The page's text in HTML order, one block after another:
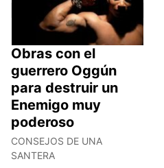
Obras con el
guerrero Oggún
para destruir un
Enemigo muy
poderoso
CONSEJOS DE UNA
SANTERA